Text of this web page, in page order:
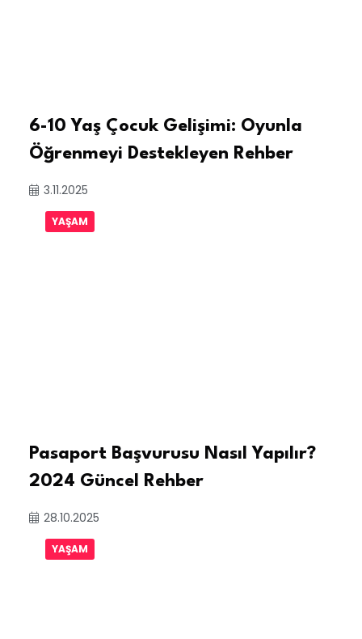
6-10 Yaş Çocuk Gelişimi: Oyunla
Öğrenmeyi Destekleyen Rehber
3.11.2025
YAŞAM
Pasaport Başvurusu Nasıl Yapılır?
2024 Güncel Rehber
28.10.2025
YAŞAM